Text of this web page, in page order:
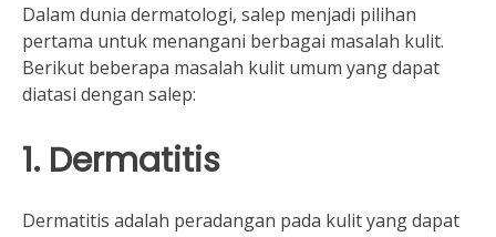
Dalam dunia dermatologi, salep menjadi pilihan
pertama untuk menangani berbagai masalah kulit.
Berikut beberapa masalah kulit umum yang dapat
diatasi dengan salep:
1. Dermatitis
Dermatitis adalah peradangan pada kulit yang dapat